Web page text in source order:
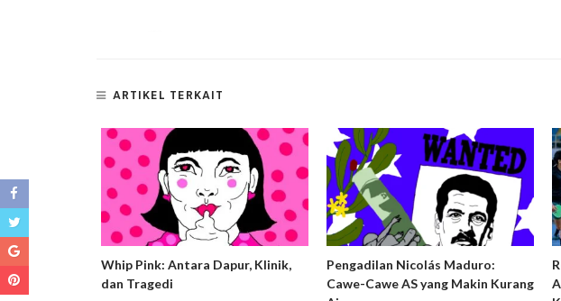
ARTIKEL TERKAIT
Harm
dan
Whip Pink: Antara Dapur, Klinik,
dan Tragedi
Pengadilan Nicolás Maduro:
Cawe-Cawe AS yang Makin Kurang